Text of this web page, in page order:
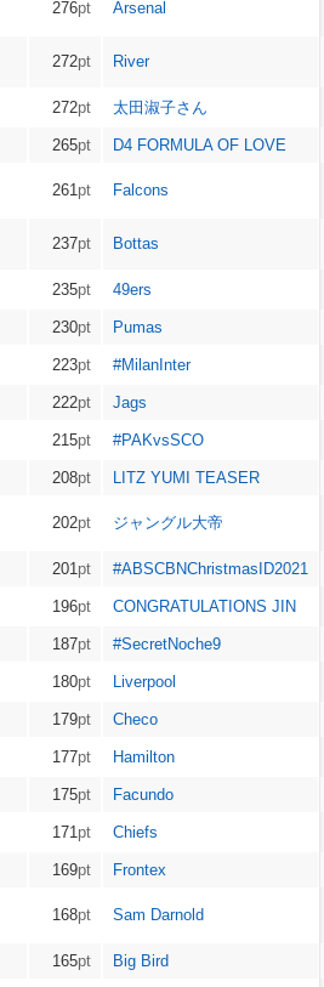
276pt Arsenal
272pt River
272pt 太田淑子さん
265pt D4 FORMULA OF LOVE
261 pt Falcons
237pt Bottas
235pt 49ers
230pt Pumas
223pt #MilanInter
222pt Jags
215pt #PAKvsSCO
208pt LITZ YUMI TEASER
202pt ジャングル大帝
201 pt #ABSCBNChristmasID2021
196pt CONGRATULATIONS JIN
187pt #SecretNoche9
180pt Liverpool
179pt Checo
177pt Hamilton
175pt Facundo
171 pt Chiefs
169pt Frontex
168pt Sam Darnold
165pt Big Bird